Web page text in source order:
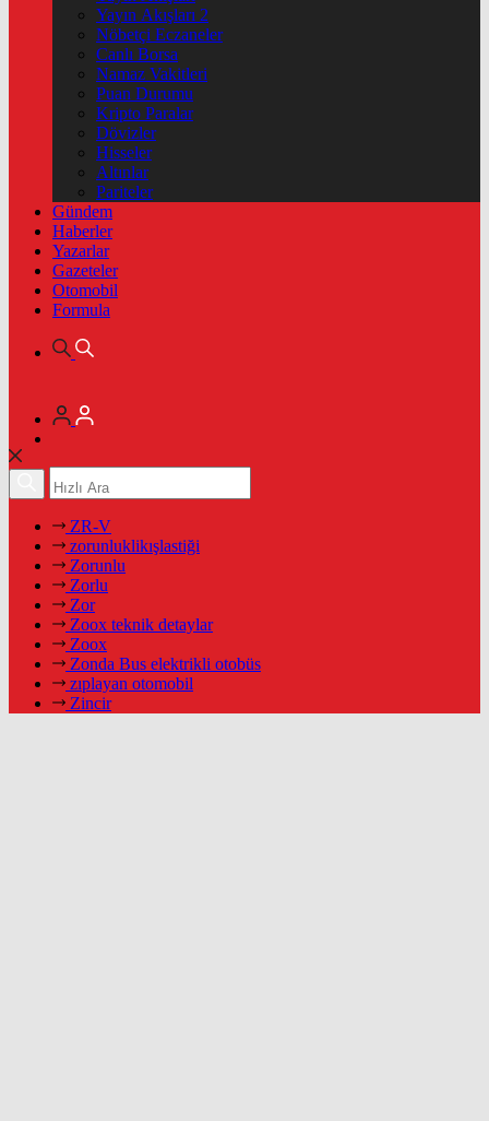
Yayın Akışları 2
Nöbetçi Eczaneler
Canlı Borsa
Namaz Vakitleri
Puan Durumu
Kripto Paralar
Dövizler
Hisseler
Altınlar
Pariteler
Gündem
Haberler
Yazarlar
Gazeteler
Otomobil
Formula
ZR-V
zorunluklikışlastiği
Zorunlu
Zorlu
Zor
Zoox teknik detaylar
Zoox
Zonda Bus elektrikli otobüs
zıplayan otomobil
Zincir